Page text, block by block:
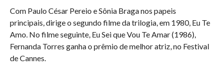
Com Paulo César Pereio e Sônia Braga nos papeis
principais, dirige o segundo filme da trilogia, em 1980, Eu Te
Amo. No filme seguinte, Eu Sei que Vou Te Amar (1986),
Fernanda Torres ganha o prêmio de melhor atriz, no Festival
de Cannes.